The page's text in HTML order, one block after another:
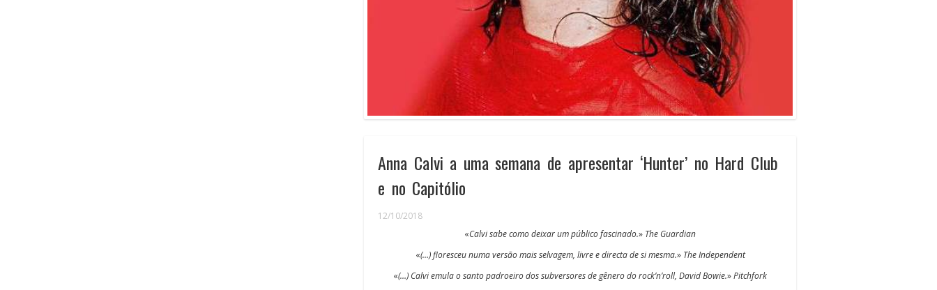
Anna Calvi a uma semana de apresentar ‘Hunter’ no Hard Club
e no Capitólio
12/10/2018
«Calvi sabe como deixar um público fascinado.» The Guardian
«(…) floresceu numa versão mais selvagem, livre e directa de si mesma.» The Independent
«(…) Calvi emula o santo padroeiro dos subversores de gênero do rock’n’roll, David Bowie.»Pitchfork